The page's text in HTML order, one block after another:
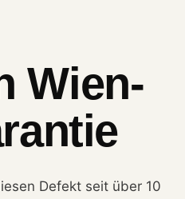
Wien-
Defekt seit über 10